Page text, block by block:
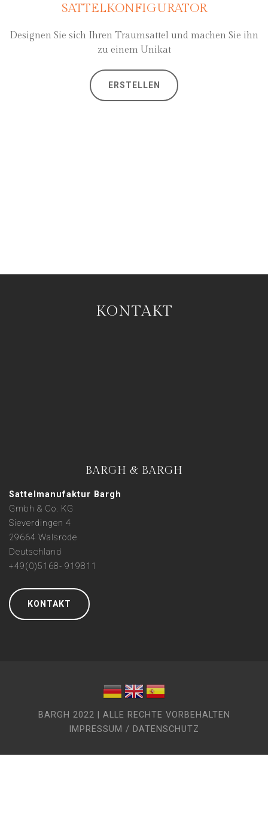
SATTELKONFIGURATOR
Designen Sie sich Ihren Traumsattel und machen Sie ihn
zu einem Unikat
ERSTELLEN
KONTAKT
BARGH & BARGH
Sattelmanufaktur Bargh
Gmbh & Co. KG
Sieverdingen 4
29664 Walsrode
Deutschland
+49(0)5168- 919811
KONTAKT
BARGH 2022 | ALLE RECHTE VORBEHALTEN
IMPRESSUM / DATENSCHUTZ